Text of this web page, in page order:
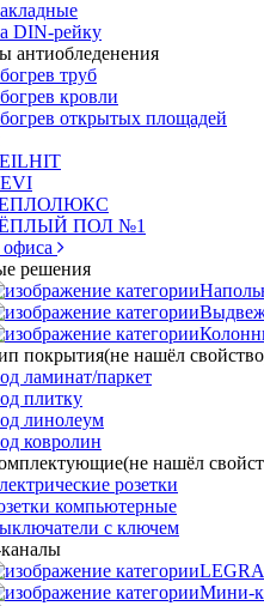
DIN-рейку
антиобледенения
труб
кровли
открытых площадей
ПОЛ №1
решения
покрытия(не нашёл
ламинат/паркет
плитку
линолеум
ковролин
нашёл
розетки
компьютерные
с ключем
Мини-